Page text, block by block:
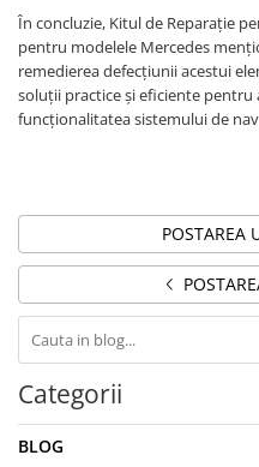
În concluzie, Kitul de Reparație
pentru modelele Mercedes
remedierea defecțiunii acestui
soluții practice și eficiente
funcționalitatea sistemului de
POSTAREA
Categorii
BLOG